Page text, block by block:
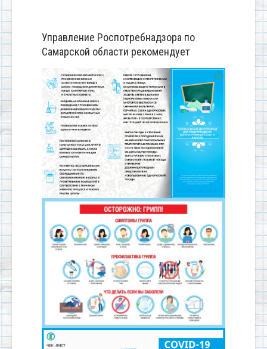
Управление Роспотребнадзора по
Самарской области рекомендует